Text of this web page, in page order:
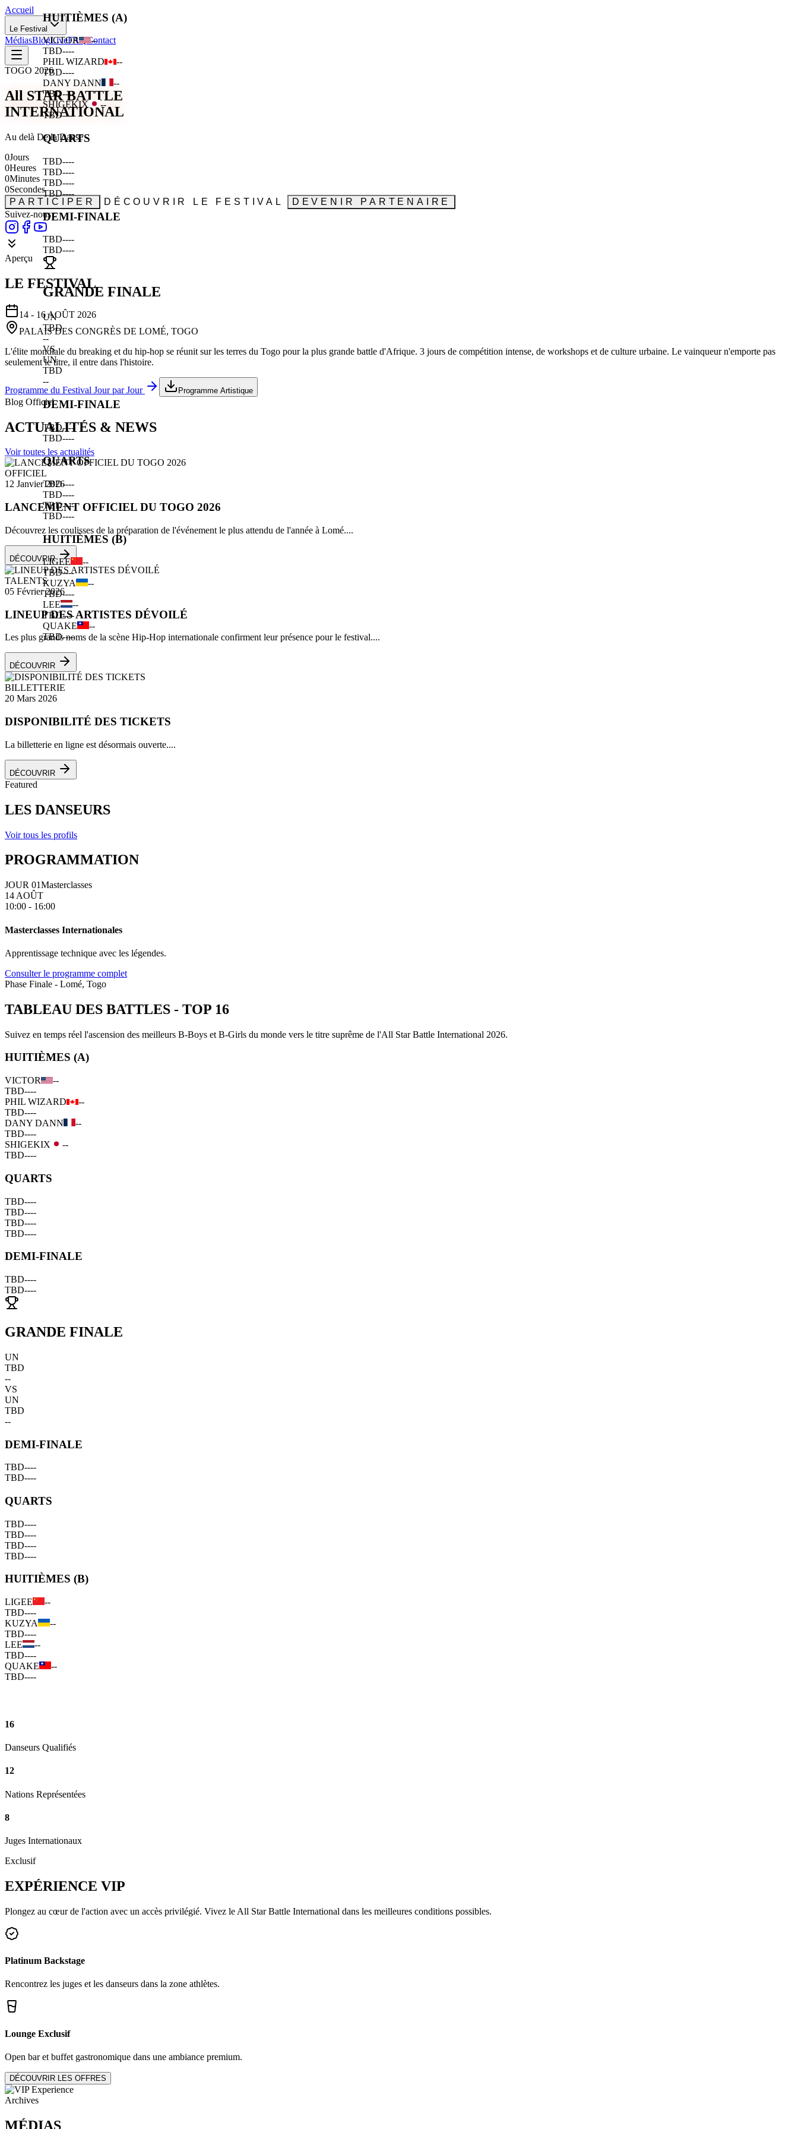
Accueil
Le Festival
MédiasBlogLiveFAQContact
TOGO 2026
All STAR BATTLE
INTERNATIONAL
Au delà De la Danse
0Jours
0Heures
0Minutes
0Secondes
PARTICIPER
DÉCOUVRIR LE FESTIVAL
DEVENIR PARTENAIRE
Suivez-nous :
Aperçu
LE FESTIVAL
14 - 16 AOÛT 2026
PALAIS DES CONGRÈS DE LOMÉ, TOGO
L'élite mondiale du breaking et du hip-hop se réunit sur les terres du Togo pour la plus grande battle d'Afrique. 3 jours de compétition intense, de workshops et de culture urbaine. Le vainqueur n'emporte pas
seulement le titre, il entre dans l'histoire.
Programme du Festival Jour par Jour Programme Artistique
Blog Officiel
ACTUALITÉS & NEWS
Voir toutes les actualités
OFFICIEL
12 Janvier 2026
LANCEMENT OFFICIEL DU TOGO 2026
Découvrez les coulisses de la préparation de l'événement le plus attendu de l'année à Lomé....
DÉCOUVRIR
TALENTS
05 Février 2026
LINEUP DES ARTISTES DÉVOILÉ
Les plus grands noms de la scène Hip-Hop internationale confirment leur présence pour le festival....
DÉCOUVRIR
BILLETTERIE
20 Mars 2026
DISPONIBILITÉ DES TICKETS
La billetterie en ligne est désormais ouverte....
DÉCOUVRIR
Featured
LES DANSEURS
Voir tous les profils
PROGRAMMATION
JOUR 01Masterclasses
14 AOÛT
10:00 - 16:00
Masterclasses Internationales
Apprentissage technique avec les légendes.
Consulter le programme complet
Phase Finale - Lomé, Togo
TABLEAU DES BATTLES - TOP 16
Suivez en temps réel l'ascension des meilleurs B-Boys et B-Girls du monde vers le titre suprême de l'All Star Battle International 2026.
HUITIÈMES (A)
VICTOR
--
TBD----
PHIL WIZARD
--
TBD----
DANY DANN
--
TBD----
SHIGEKIX
--
TBD----
QUARTS
TBD----
TBD----
TBD----
TBD----
DEMI-FINALE
TBD----
TBD----
GRANDE FINALE
UN
TBD
--
VS
UN
TBD
--
DEMI-FINALE
TBD----
TBD----
QUARTS
TBD----
TBD----
TBD----
TBD----
HUITIÈMES (B)
LIGEE
--
TBD----
KUZYA
--
TBD----
LEE
--
TBD----
QUAKE
--
TBD----
HUITIÈMES (A)
VICTOR
--
TBD----
PHIL WIZARD
--
TBD----
DANY DANN
--
TBD----
SHIGEKIX
--
TBD----
QUARTS
TBD----
TBD----
TBD----
TBD----
DEMI-FINALE
TBD----
TBD----
GRANDE FINALE
UN
TBD
--
VS
UN
TBD
--
DEMI-FINALE
TBD----
TBD----
QUARTS
TBD----
TBD----
TBD----
TBD----
HUITIÈMES (B)
LIGEE
--
TBD----
KUZYA
--
TBD----
LEE
--
TBD----
QUAKE
--
TBD----
16
Danseurs Qualifiés
12
Nations Représentées
8
Juges Internationaux
Exclusif
EXPÉRIENCE VIP
Plongez au cœur de l'action avec un accès privilégié. Vivez le All Star Battle International dans les meilleures conditions possibles.
Platinum Backstage
Rencontrez les juges et les danseurs dans la zone athlètes.
Lounge Exclusif
Open bar et buffet gastronomique dans une ambiance premium.
DÉCOUVRIR LES OFFRES
Archives
MÉDIAS